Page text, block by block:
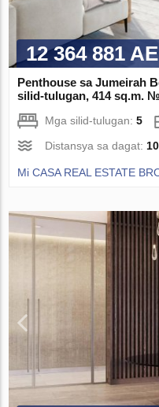
12 364 881
Penthouse sa Jumeirah
silid-tulugan, 414 sq.m.
Mga silid-tulugan:5
Distansya sa dagat:
Mi CASA REAL ESTATE